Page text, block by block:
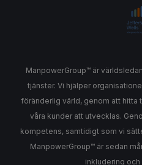
ManpowerGroup™ är
tjänster. Vi hjälper
föränderlig värld, genom att
våra kunder att utvecklas.
kompetens, samtidigt som vi
ManpowerGroup™ är sedan
inkludering